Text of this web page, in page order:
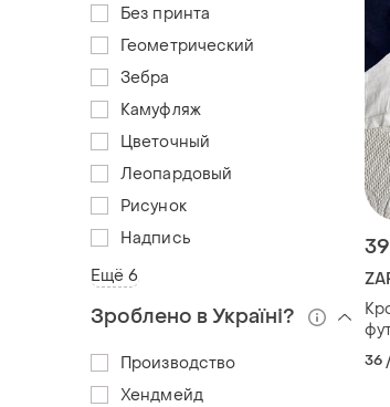
36
Без принта
Геометрический
Зебра
Камуфляж
Цветочный
Леопардовый
Рисунок
Надпись
Ещё 6
Зроблено в Україні?
Производство
Хендмейд